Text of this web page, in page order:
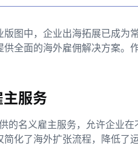
版图中，企业出海拓展已成为
供全面的海外雇佣解决方案。
主服务
的名义雇主服务，允许企业在
化了海外扩张流程，降低了